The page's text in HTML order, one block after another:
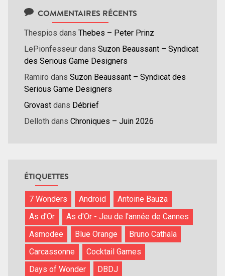
COMMENTAIRES RÉCENTS
Thespios dans Thebes – Peter Prinz
LePionfesseur dans Suzon Beaussant – Syndicat
des Serious Game Designers
Ramiro dans Suzon Beaussant – Syndicat des
Serious Game Designers
Grovast dans Débrief
Delloth dans Chroniques – Juin 2026
ÉTIQUETTES
7 Wonders Android
Antoine Bauza
As d'Or
As d'Or - Jeu de l'année de Cannes
Asmodee
Blue Orange
Bruno Cathala
Carcassonne
Cocktail Games
Days of Wonder
DBDJ